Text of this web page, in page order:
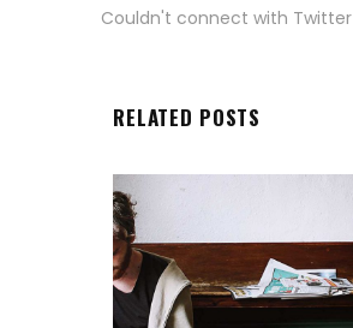
Couldn't connect with Twitter
RELATED POSTS